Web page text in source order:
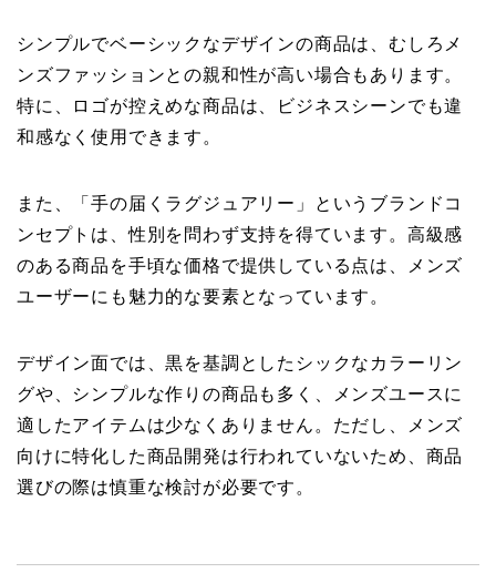
シンプルでベーシックなデザインの商品は、むしろメ
ンズファッションとの親和性が高い場合もあります。
特に、ロゴが控えめな商品は、ビジネスシーンでも違
和感なく使用できます。
また、「手の届くラグジュアリー」というブランドコ
ンセプトは、性別を問わず支持を得ています。高級感
のある商品を手頃な価格で提供している点は、メンズ
ユーザーにも魅力的な要素となっています。
デザイン面では、黒を基調としたシックなカラーリン
グや、シンプルな作りの商品も多く、メンズユースに
適したアイテムは少なくありません。ただし、メンズ
向けに特化した商品開発は行われていないため、商品
選びの際は慎重な検討が必要です。